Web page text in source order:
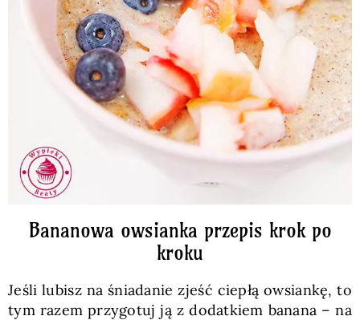
Bananowa owsianka przepis krok po
kroku
Jeśli lubisz na śniadanie zjeść ciepłą owsiankę, to
tym razem przygotuj ją z dodatkiem banana – na